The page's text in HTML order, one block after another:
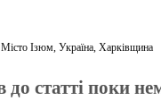
Місто Ізюм,Україна,Харківщина
до статті поки